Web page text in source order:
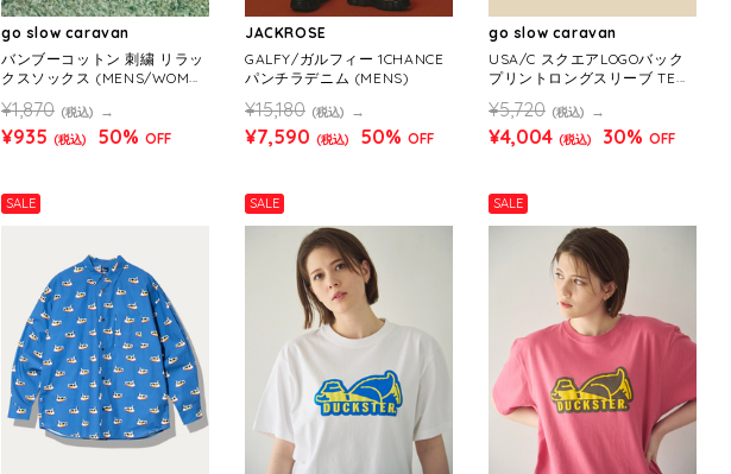
go slow caravan
バンブーコットン 刺繍 リラッ
クスソックス (MENS/WOME
¥1,870 (税込)
¥935 (税込) 50% OFF
JACKROSE
GALFY/ガルフィー 1CHANCE
パンチラデニム (MENS)
¥15,180 (税込)
¥7,590 (税込) 50% OFF
go slow caravan
USA/C スクエアLOGOバック
プリントロングスリーブ TEE
¥5,720 (税込)
¥4,004 (税込) 30% OFF
SALE SALE SALE